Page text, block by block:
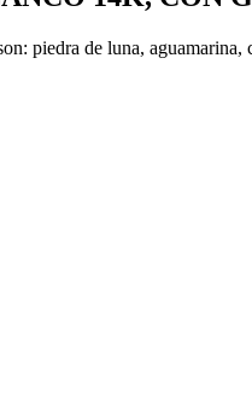
piedra de luna,